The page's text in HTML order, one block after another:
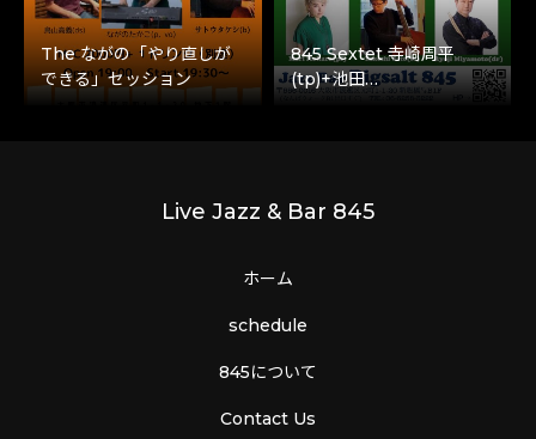
The ながの「やり直しが
できる」セッション
845 Sextet 寺崎周平
(tp)+池田…
Live Jazz & Bar 845
ホーム
schedule
845について
Contact Us